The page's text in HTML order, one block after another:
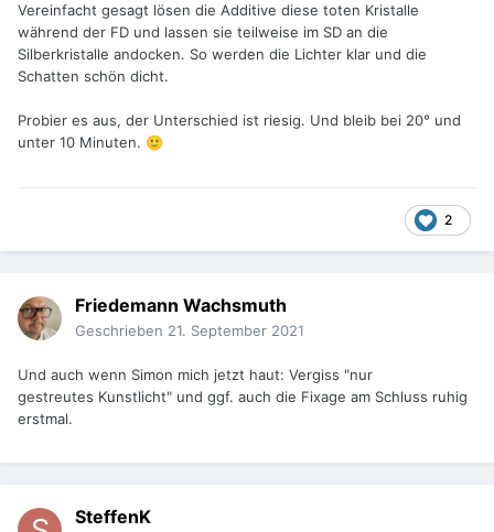
Vereinfacht gesagt lösen die Additive diese toten Kristalle
während der FD und lassen sie teilweise im SD an die
Silberkristalle andocken. So werden die Lichter klar und die
Schatten schön dicht.
Probier es aus, der Unterschied ist riesig. Und bleib bei 20° und
unter 10 Minuten. 🙂
2
Friedemann Wachsmuth
Geschrieben 21. September 2021
Und auch wenn Simon mich jetzt haut: Vergiss "nur
gestreutes Kunstlicht" und ggf. auch die Fixage am Schluss ruhig
erstmal.
SteffenK